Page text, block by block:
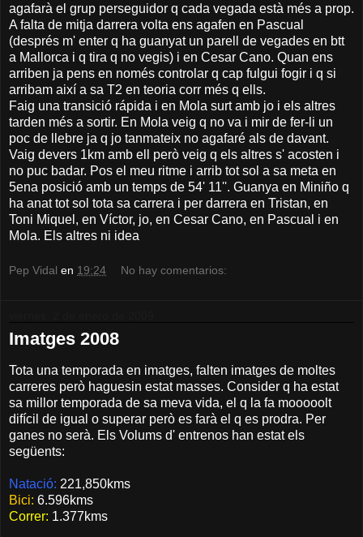
agafarà el grup perseguidor q cada vegada està més a prop.
A falta de mitja darrera volta ens agafen en Pascual
(després m' enter q ha guanyat un parell de vegades en btt
a Mallorca i q tira q no vegis) i en Cesar Cano. Quan ens
arriben ja pens en només controlar q cap fulgui fogir i q si
arribam així a sa T2 en teoria corr més q ells.
Faig una transició rápida i en Mola surt amb jo i els altres
tarden més a sortir. En Mola veig q no va i mir de fer-li un
poc de llebre ja q jo tanmateix no agafaré als de davant.
Vaig devers 1km amb ell però veig q els altres s' acosten i
no puc badar. Pos el meu ritme i arrib tot sol a sa meta en
5ena posició amb un temps de 54' 11''. Guanya en Miniño q
ha anat tot sol tota sa carrera i per darrera en Tristan, en
Toni Miquel, en Víctor, jo, en Cesar Cano, en Pascual i en
Mola. Els altres ni idea
Pep Vidal en 19:24 No hay comentarios:
Imatges 2008
Tota una temporada en imatges, falten imatges de moltes
carreres però haguesin estat masses. Consider q ha estat
sa millor temporada de sa meva vida, el q la fa mooooolt
difícil de igual o superar però es farà el q es prodra. Per
ganes no serà. Els Volums d' entrenos han estat els
següents:
Natació: 221,850kms
Bici: 6.596kms
Correr: 1.377kms